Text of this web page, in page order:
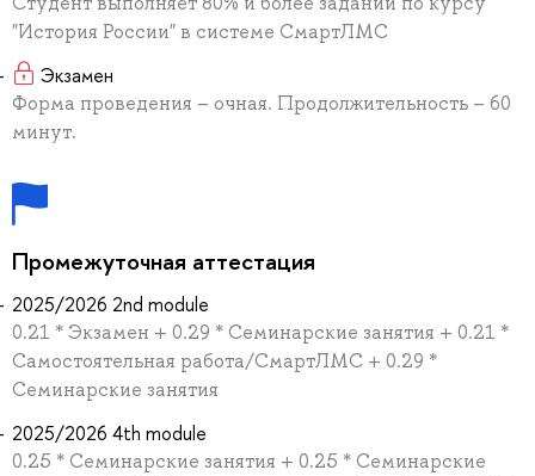
"История России" в системе СмартЛМС
Экзамен
Форма проведения – очная. Продолжительность – 60
минут.
Промежуточная аттестация
2025/2026 2nd module
0.21 * Экзамен + 0.29 * Семинарские занятия + 0.21 *
Самостоятельная работа/СмартЛМС + 0.29 *
Семинарские занятия
2025/2026 4th module
0.25 * Семинарские занятия + 0.25 * Семинарские